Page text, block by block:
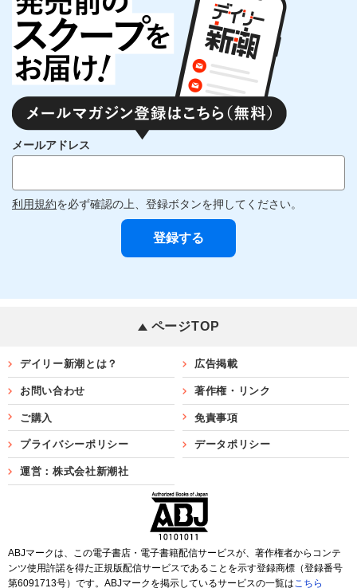
メールアドレス
利用規約を必ず確認の上、登録ボタンを押してください。
ページTOP
デイリー新潮とは？ 広告掲載
お問い合わせ 著作権・リンク
ご購入 免責事項
プライバシーポリシー データポリシー
運営：株式会社新潮社
ABJマークは、この電子書店・電子書籍配信サービスが、著作権者からコンテ
ンツ使用許諾を得た正規版配信サービスであることを示す登録商標（登録番号
第6091713号）です。ABJマークを掲示しているサービスの一覧はこちら